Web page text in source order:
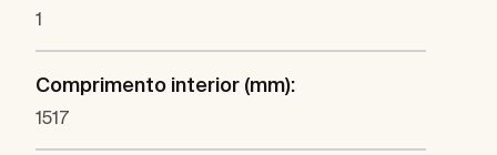
1
Comprimento interior (mm):
1517